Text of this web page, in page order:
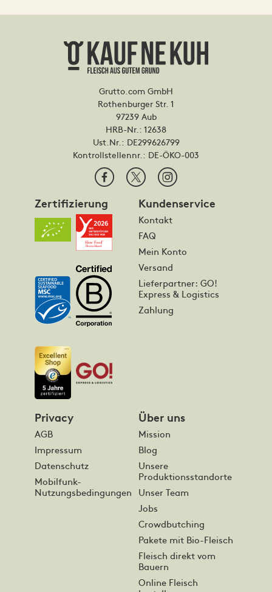
Grutto.com GmbH
Rothenburger Str. 1
97239 Aub
HRB-Nr.: 12638
Ust.Nr.: DE299626799
Kontrollstellennr.: DE-ÖKO-003
Zertifizierung
Kundenservice
Kontakt
FAQ
Mein Konto
Versand
Lieferpartner: GO!
Express & Logistics
Zahlung
Privacy
AGB
Impressum
Datenschutz
Mobilfunk-
Nutzungsbedingungen
Über uns
Mission
Blog
Unsere
Produktionsstandorte
Unser Team
Jobs
Crowdbutching
Pakete mit Bio-Fleisch
Fleisch direkt vom
Bauern
Online Fleisch